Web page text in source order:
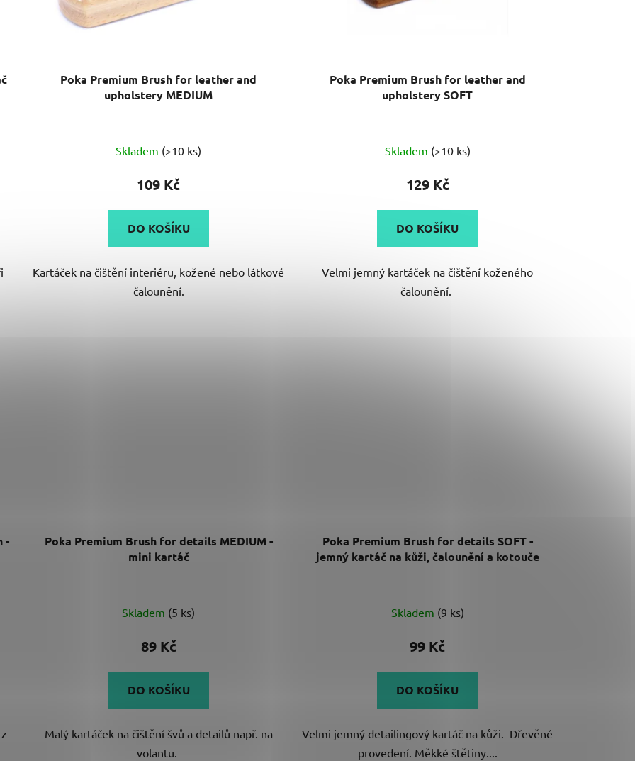
k
Poka Premium Brush for leather and
upholstery MEDIUM
hodnocení
produktu
4,5
z
hvězdiček.
Skladem (>10 ks)
109 Kč
DO KOŠÍKU
Kartáček na čištění interiéru, kožené nebo látkové
čalounění.
Poka Premium Brush for leather and
upholstery SOFT
hodnocení
produktu
4,0
z
hvězdiček.
Skladem (>10 ks)
129 Kč
DO KOŠÍKU
Velmi jemný kartáček na čištění koženého
čalounění.
-
Poka Premium Brush for details MEDIUM -
mini kartáč
Skladem (5 ks)
89 Kč
DO KOŠÍKU
Malý kartáček na čištění švů a detailů např. na
volantu.
Poka Premium Brush for details SOFT -
jemný kartáč na kůži, čalounění a kotouče
Skladem (9 ks)
99 Kč
DO KOŠÍKU
Velmi jemný detailingový kartáč na kůži. Dřevěné
provedení. Měkké štětiny....